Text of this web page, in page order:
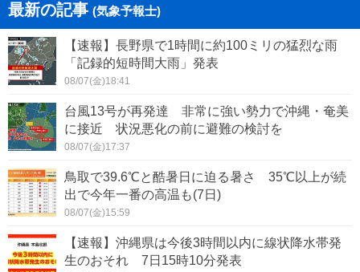
最新の記事 (気象予報士)
【速報】長野県で1時間に約100ミリの猛烈な雨
「記録的短時間大雨」発表
08/07(金)18:41
台風13号が再発達 非常に強い勢力で沖縄・奄美
に接近 状況悪化の前に避難の検討を
08/07(金)17:37
鳥取で39.6℃と酷暑日に迫る暑さ 35℃以上が続
出で今年一番の高温も(7日)
08/07(金)15:59
【速報】沖縄県は今後3時間以内に線状降水帯発
生のおそれ 7日15時10分発表